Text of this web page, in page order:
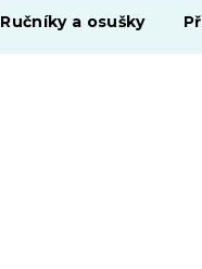
KOŠÍK
Ručníky a osušky